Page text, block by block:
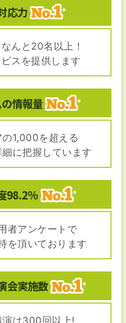
応力
んと20名以上！
スを提供します
情報量
1,000を超える
に把握しています
98.2%
者アンケートで
を頂いております
会実施数
演は300回以上!